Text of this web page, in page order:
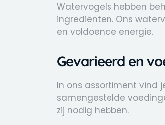
Watervogels hebben
ingrediënten. Ons
en voldoende energie.
Gevarieerd en
In ons assortiment vind
samengestelde
zij nodig hebben.